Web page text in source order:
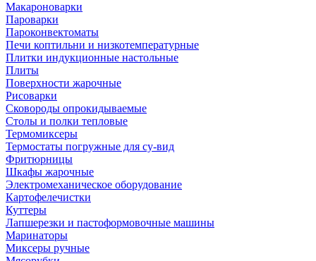
Макароноварки
Пароварки
Пароконвектоматы
Печи коптильни и низкотемпературные
Плитки индукционные настольные
Плиты
Поверхности жарочные
Рисоварки
Сковороды опрокидываемые
Столы и полки тепловые
Термомиксеры
Термостаты погружные для су-вид
Фритюрницы
Шкафы жарочные
Электромеханическое оборудование
Картофелечистки
Куттеры
Лапшерезки и пастоформовочные машины
Маринаторы
Миксеры ручные